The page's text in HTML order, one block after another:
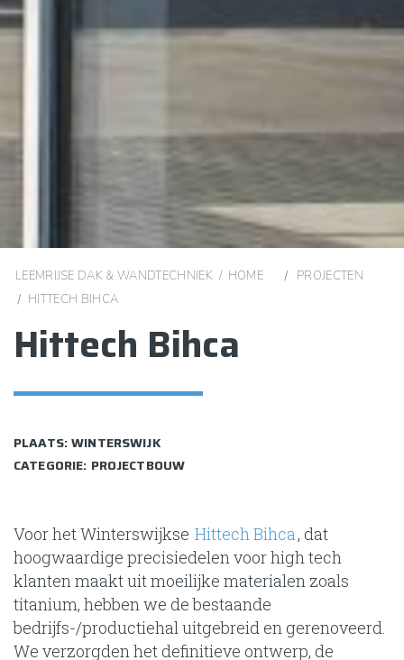
LEEMRIJSE DAK & WANDTECHNIEK / HOME / PROJECTEN
/ HITTECH BIHCA
Hittech Bihca
PLAATS: WINTERSWIJK
CATEGORIE: PROJECTBOUW
Voor het Winterswijkse Hittech Bihca, dat
hoogwaardige precisiedelen voor high tech
klanten maakt uit moeilijke materialen zoals
titanium, hebben we de bestaande
bedrijfs-/productiehal uitgebreid en gerenoveerd.
We verzorgden het definitieve ontwerp, de